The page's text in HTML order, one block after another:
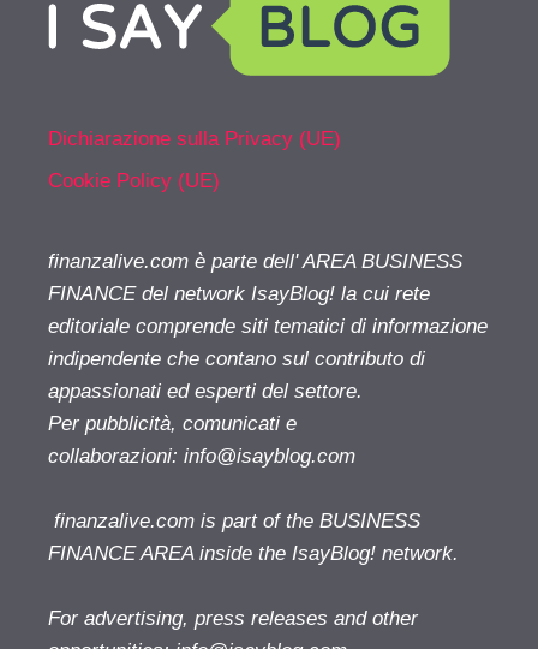
Dichiarazione sulla Privacy (UE)
Cookie Policy (UE)
finanzalive.com è parte dell' AREA BUSINESS
FINANCE del network IsayBlog! la cui rete
editoriale comprende siti tematici di informazione
indipendente che contano sul contributo di
appassionati ed esperti del settore.
Per pubblicità, comunicati e
collaborazioni: info@isayblog.com
finanzalive.com is part of the BUSINESS
FINANCE AREA inside the IsayBlog! network.
For advertising, press releases and other